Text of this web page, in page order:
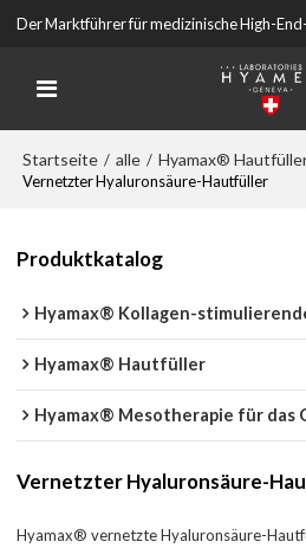
Der Marktführer für medizinische High-
Startseite / alle / Hyamax®
Vernetzter Hyaluronsäure-Hautfüller
Produktkatalog
Hyamax® Kollagen-
Hyamax® Hautfüller
Hyamax® Mesotherapie für das
Vernetzter Hyaluronsäure-
Hyamax® vernetzte Hyaluronsäure-